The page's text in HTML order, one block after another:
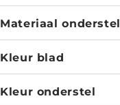
Materiaal onderstel
Kleur blad
Kleur onderstel